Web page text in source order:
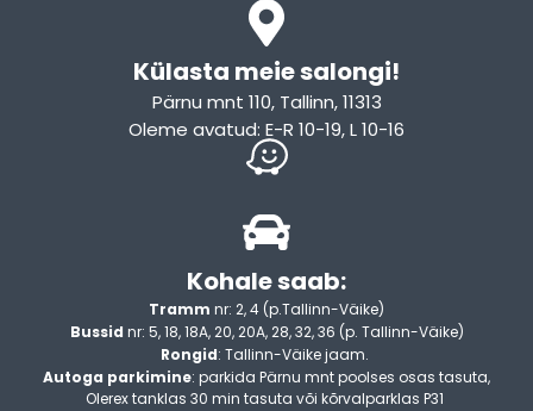
Külasta meie salongi!
Pärnu mnt 110, Tallinn, 11313
Oleme avatud: E-R 10-19, L 10-16
Kohale saab:
Tramm nr: 2, 4 (p.Tallinn-Väike)
Bussid nr: 5, 18, 18A, 20, 20A, 28, 32, 36 (p. Tallinn-Väike)
Rongid: Tallinn-Väike jaam.
Autoga parkimine: parkida Pärnu mnt poolses osas tasuta,
Olerex tanklas 30 min tasuta või kõrvalparklas P31